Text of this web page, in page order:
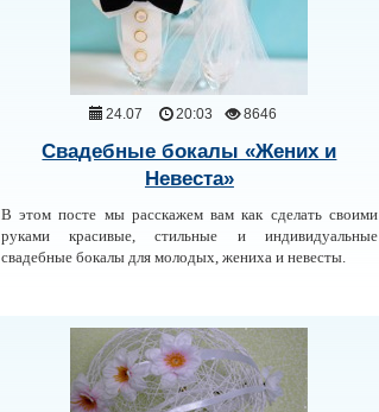
24.07 20:03 8646
Свадебные бокалы «Жених и
Невеста»
В этом посте мы расскажем вам как сделать своими
руками красивые, стильные и индивидуальные
свадебные бокалы для молодых, жениха и невесты.